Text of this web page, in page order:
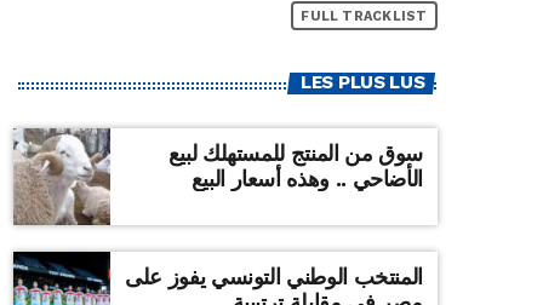
FULL TRACKLIST
LES PLUS LUS
سوق من المنتج للمستهلك لبيع
الأضاحي .. وهذه أسعار البيع
المنتخب الوطني التونسي يفوز على